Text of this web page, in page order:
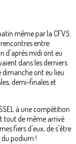
même par la CFVS.
entre
d'après midi ont eu
dans les derniers
dimanche ont eu lieu
demi-finales et
à une compétition
tout de même arrivé
fiers d'eux, de s'être
podium !